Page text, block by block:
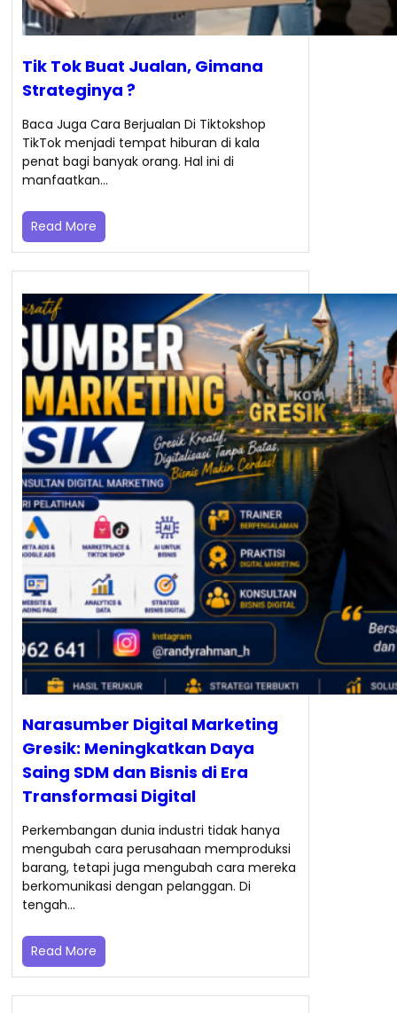
Tik Tok Buat Jualan, Gimana
Strateginya ?
Baca Juga Cara Berjualan Di Tiktokshop
TikTok menjadi tempat hiburan di kala
penat bagi banyak orang. Hal ini di
manfaatkan…
Read More
Narasumber Digital Marketing
Gresik: Meningkatkan Daya
Saing SDM dan Bisnis di Era
Transformasi Digital
Perkembangan dunia industri tidak hanya
mengubah cara perusahaan memproduksi
barang, tetapi juga mengubah cara mereka
berkomunikasi dengan pelanggan. Di
tengah…
Read More